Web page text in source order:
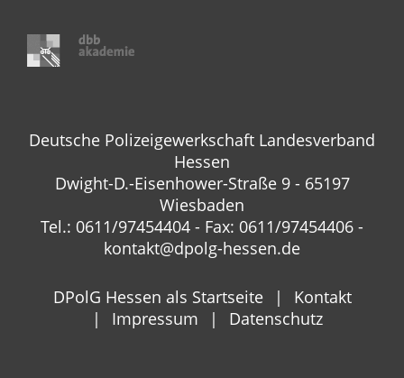
Deutsche Polizeigewerkschaft Landesverband
Hessen
Dwight-D.-Eisenhower-Straße 9 - 65197
Wiesbaden
Tel.: 0611/97454404 - Fax: 0611/97454406 -
kontakt@dpolg-hessen.de
DPolG Hessen als Startseite
Kontakt
Impressum
Datenschutz